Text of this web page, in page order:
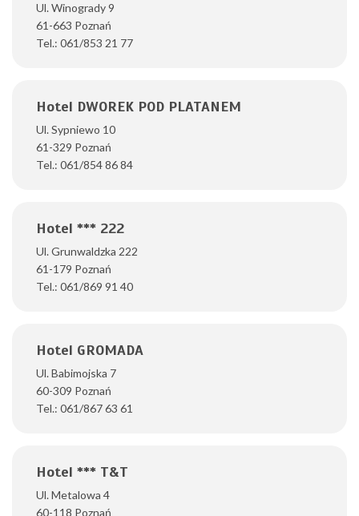
Ul. Winogrady 9
61-663 Poznań
Tel.: 061/853 21 77
Hotel DWOREK POD PLATANEM
Ul. Sypniewo 10
61-329 Poznań
Tel.: 061/854 86 84
Hotel *** 222
Ul. Grunwaldzka 222
61-179 Poznań
Tel.: 061/869 91 40
Hotel GROMADA
Ul. Babimojska 7
60-309 Poznań
Tel.: 061/867 63 61
Hotel *** T&T
Ul. Metalowa 4
60-118 Poznań